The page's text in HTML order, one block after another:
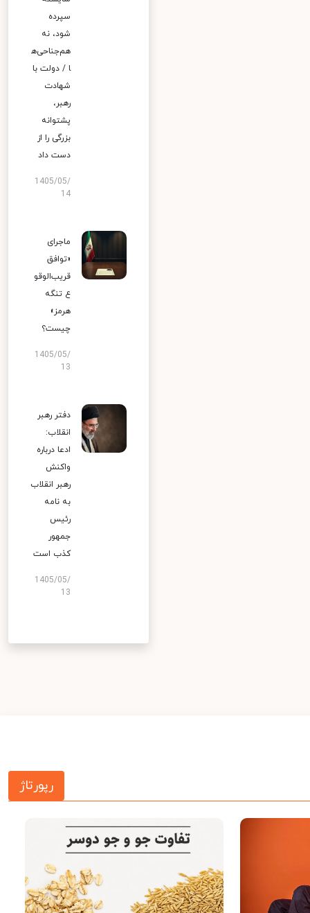
سپرده
شود، نه
هم‌جناحی‌ه
ا / دولت با
شهادت
رهبر،
پشتوانه
بزرگی را از
دست داد
1405/05/
14
ماجرای
«توافق
قریب‌الوقو
ع تنگه
هرمز»
چیست؟
1405/05/
13
دفتر رهبر
انقلاب:
ادعا درباره
واکنش
رهبر انقلاب
به نامه
رئیس
جمهور
کذب است
1405/05/
13
رپورتاژ